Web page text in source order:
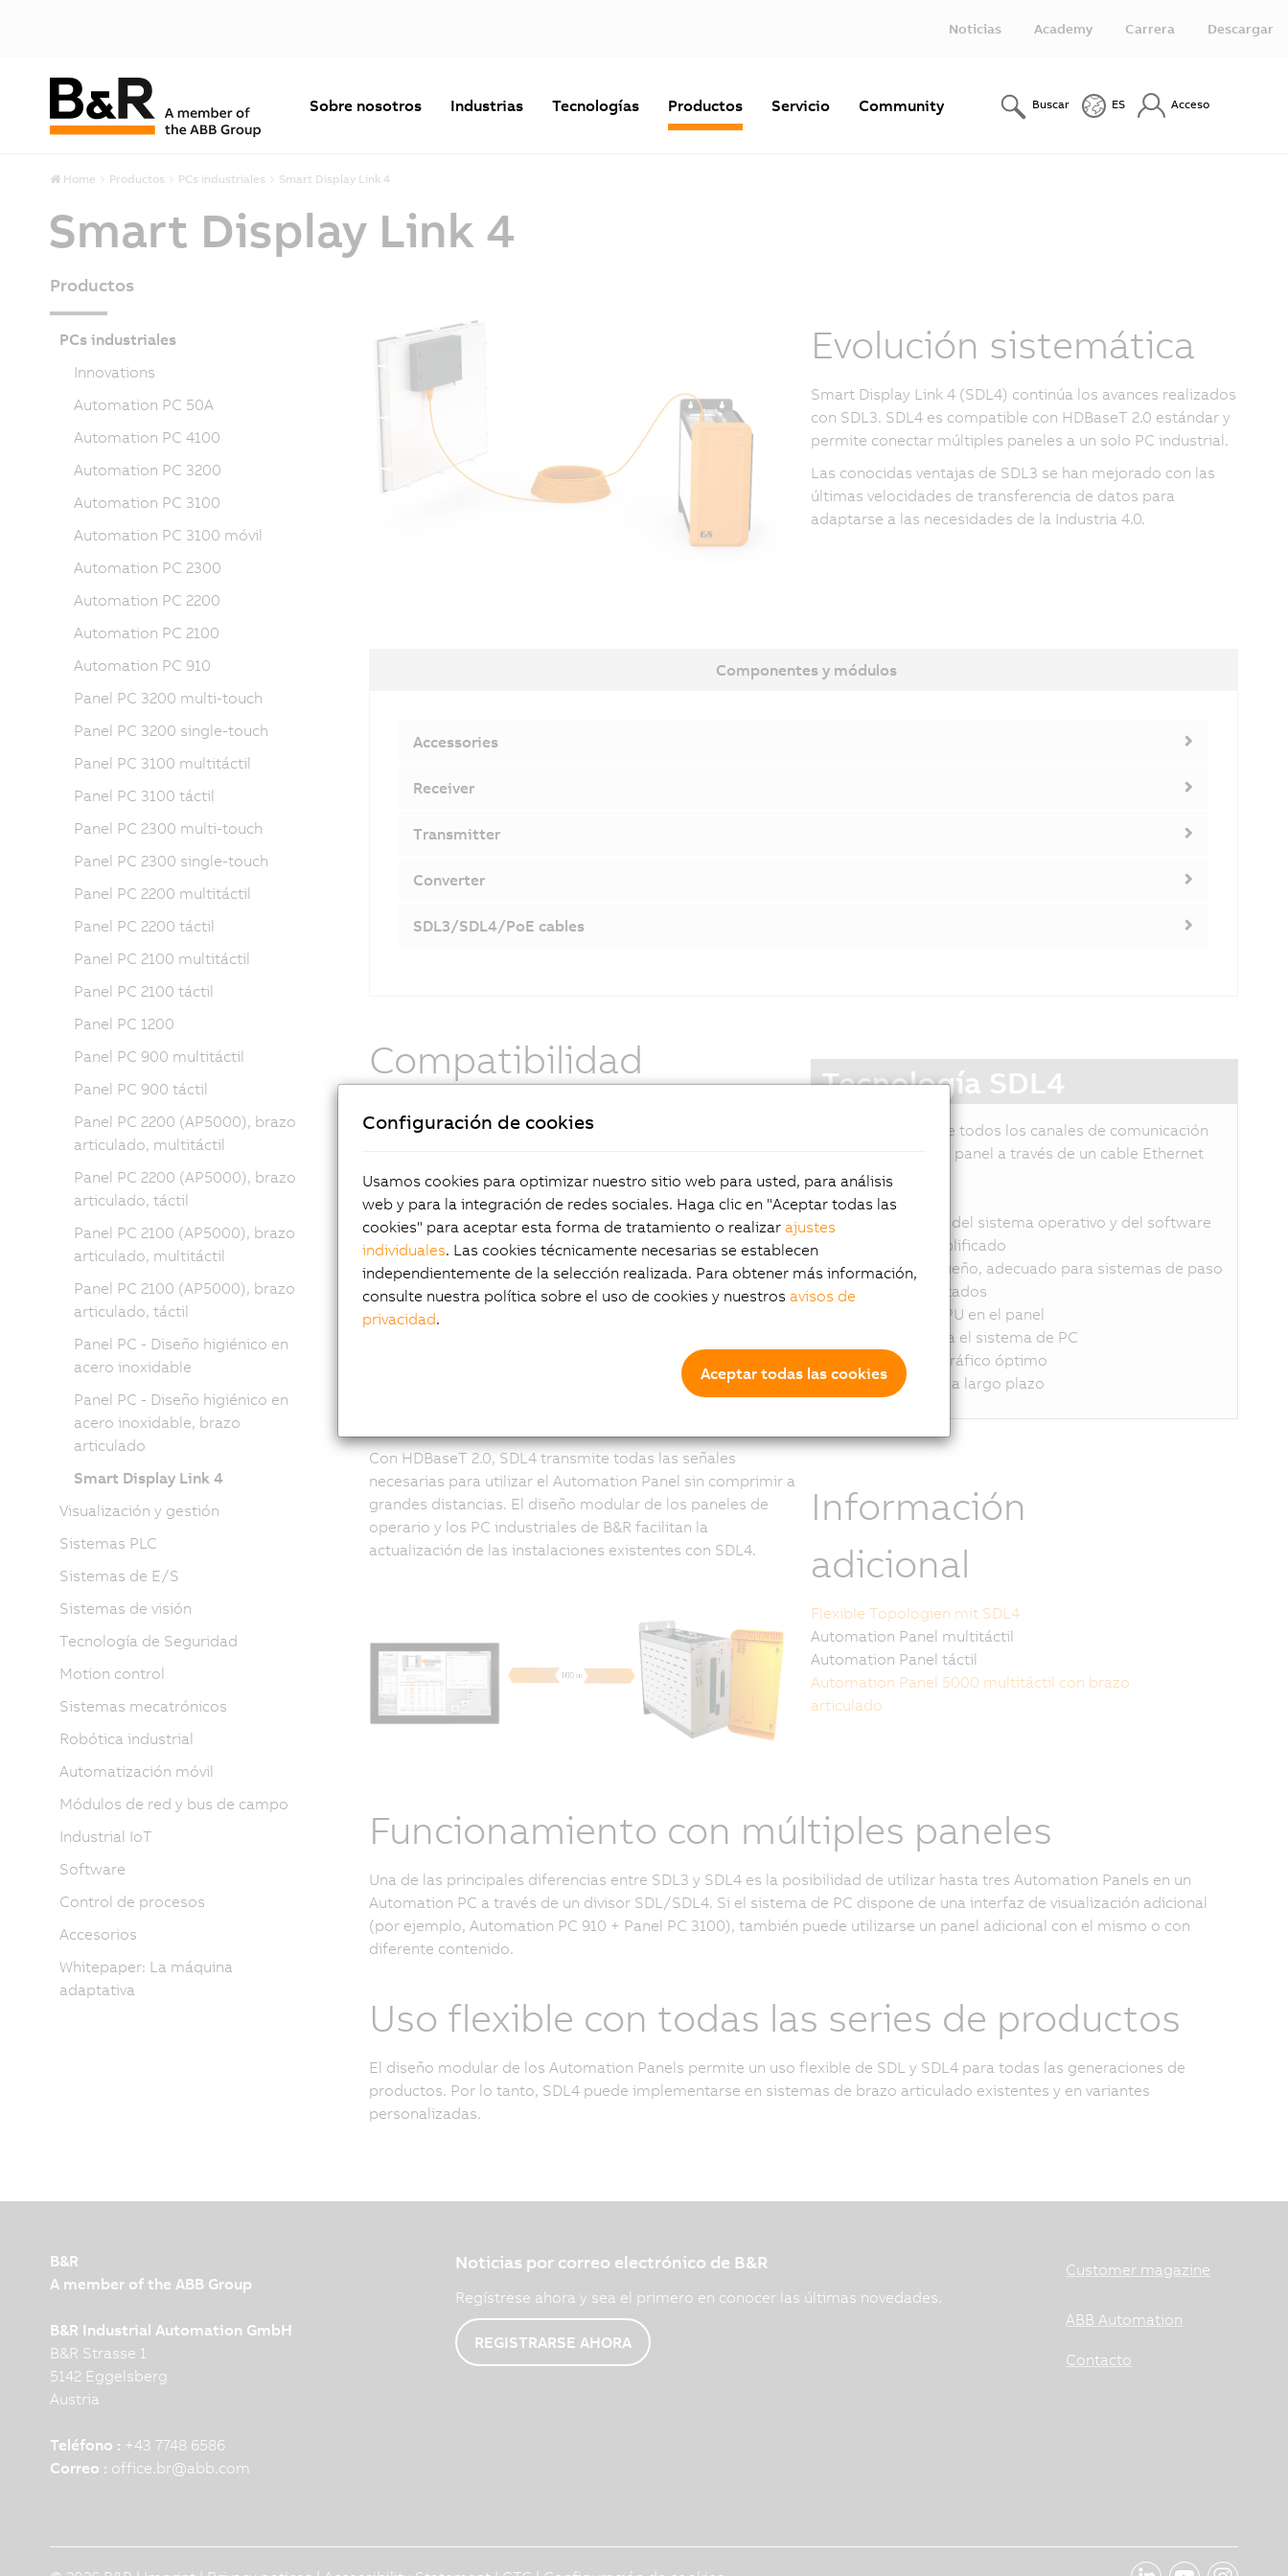
Noticias Academy Carrera Descargar
Sobre nosotros Industrias Tecnologías Productos Servicio Community Buscar ES Acceso
Home Productos PCs industriales Smart Display Link 4
Smart Display Link 4
Evolución sistemática
Smart Display Link 4 (SDL4) continúa los avances realizados
con SDL3. SDL4 es compatible con HDBaseT 2.0 estándar y
permite conectar múltiples paneles a un solo PC industrial.
Las conocidas ventajas de SDL3 se han mejorado con las
últimas velocidades de transferencia de datos para
adaptarse a las necesidades de la Industria 4.0.
Componentes y módulos
Accessories
Receiver
Transmitter
Converter
SDL3/SDL4/PoE cables
Compatibilidad
utilizan cables CAT 6/7 y la distancia máxima entre el PC y
contenido de la pantalla, SDL4 también transmite datos
para el funcionamiento de la pantalla táctil, las teclas, los
LED y los dispositivos USB.
El nuevo estándar para
la comunicación del
Con HDBaseT 2.0, SDL4 transmite todas las señales
necesarias para utilizar el Automation Panel sin comprimir a
grandes distancias. El diseño modular de los paneles de
operario y los PC industriales de B&R facilitan la
actualización de las instalaciones existentes con SDL4.
Tecnología SDL4
SDL4 transmite todos los canales de comunicación
entre el PC y el panel a través de un cable Ethernet
estándar.
Hasta 100 m
Independiente del sistema operativo y del software
Cableado simplificado
Conector pequeño, adecuado para sistemas de paso
de cables ajustados
No requiere CPU en el panel
Sin cargas para el sistema de PC
Rendimiento gráfico óptimo
Disponibilidad a largo plazo
Información
adicional
Flexible Topologien mit SDL4
Automation Panel multitáctil
Automation Panel táctil
Automation Panel 5000 multitáctil con brazo
articulado
Funcionamiento con múltiples paneles
Una de las principales diferencias entre SDL3 y SDL4 es la posibilidad de utilizar hasta tres Automation Panels en un
Automation PC a través de un divisor SDL/SDL4. Si el sistema de PC dispone de una interfaz de visualización adicional
(por ejemplo, Automation PC 910 + Panel PC 3100), también puede utilizarse un panel adicional con el mismo o con
diferente contenido.
Uso flexible con todas las series de productos
El diseño modular de los Automation Panels permite un uso flexible de SDL y SDL4 para todas las generaciones de
productos. Por lo tanto, SDL4 puede implementarse en sistemas de brazo articulado existentes y en variantes
personalizadas.
Productos
PCs industriales
Innovations
Automation PC 50A
Automation PC 4100
Automation PC 3200
Automation PC 3100
Automation PC 3100 móvil
Automation PC 2300
Automation PC 2200
Automation PC 2100
Automation PC 910
Panel PC 3200 multi-touch
Panel PC 3200 single-touch
Panel PC 3100 multitáctil
Panel PC 3100 táctil
Panel PC 2300 multi-touch
Panel PC 2300 single-touch
Panel PC 2200 multitáctil
Panel PC 2200 táctil
Panel PC 2100 multitáctil
Panel PC 2100 táctil
Panel PC 1200
Panel PC 900 multitáctil
Panel PC 900 táctil
Panel PC 2200 (AP5000), brazo
articulado, multitáctil
Panel PC 2200 (AP5000), brazo
articulado, táctil
Panel PC 2100 (AP5000), brazo
articulado, multitáctil
Panel PC 2100 (AP5000), brazo
articulado, táctil
Panel PC - Diseño higiénico en
acero inoxidable
Panel PC - Diseño higiénico en
acero inoxidable, brazo
articulado
Smart Display Link 4
Visualización y gestión
Sistemas PLC
Sistemas de E/S
Sistemas de visión
Tecnología de Seguridad
Motion control
Sistemas mecatrónicos
Robótica industrial
Automatización móvil
Módulos de red y bus de campo
Industrial IoT
Software
Control de procesos
Accesorios
Whitepaper: La máquina
adaptativa
B&R
A member of the ABB Group
B&R Industrial Automation GmbH
B&R Strasse 1
5142 Eggelsberg
Austria
Teléfono : +43 7748 6586
Correo : office.br@abb.com
Noticias por correo electrónico de B&R
Regístrese ahora y sea el primero en conocer las últimas novedades.
REGISTRARSE AHORA
Customer magazine
ABB Automation
Contacto
Configuración de cookies
Usamos cookies para optimizar nuestro sitio web para usted, para análisis
web y para la integración de redes sociales. Haga clic en "Aceptar todas las
cookies" para aceptar esta forma de tratamiento o realizar ajustes
individuales. Las cookies técnicamente necesarias se establecen
independientemente de la selección realizada. Para obtener más información,
consulte nuestra política sobre el uso de cookies y nuestros avisos de
privacidad.
Aceptar todas las cookies